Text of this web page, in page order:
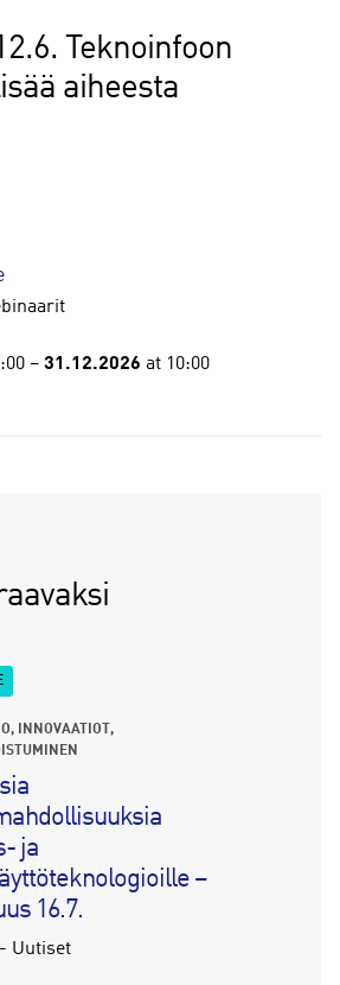
Teknoinfoon
aiheesta
– 31.12.2026 at 10:00
INNOVAATIOT
ja
–
16.7.
Uutiset